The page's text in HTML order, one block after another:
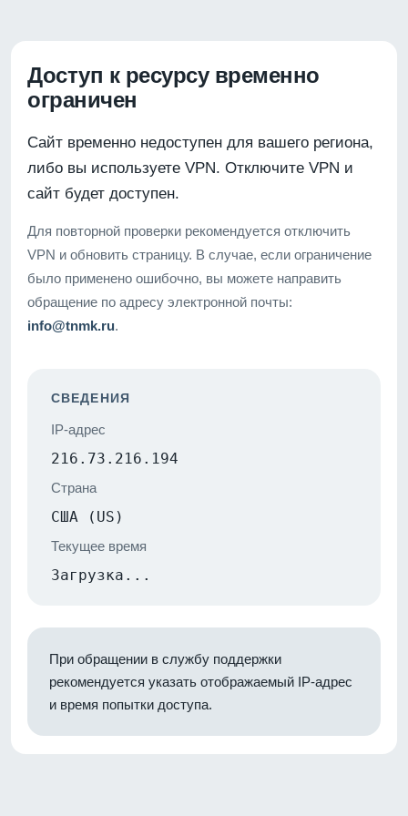
Доступ к ресурсу временно
ограничен
Сайт временно недоступен для вашего региона,
либо вы используете VPN. Отключите VPN и
сайт будет доступен.
Для повторной проверки рекомендуется отключить
VPN и обновить страницу. В случае, если ограничение
было применено ошибочно, вы можете направить
обращение по адресу электронной почты:
info@tnmk.ru.
СВЕДЕНИЯ
IP-адрес
216.73.216.194
Страна
США (US)
Текущее время
Загрузка...
При обращении в службу поддержки
рекомендуется указать отображаемый IP-адрес
и время попытки доступа.